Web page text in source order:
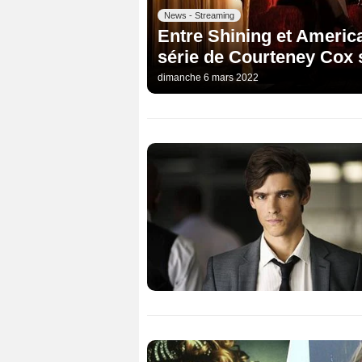
News - Streaming
Entre Shining et
série de Courteney Cox
dimanche 6 mars 2022